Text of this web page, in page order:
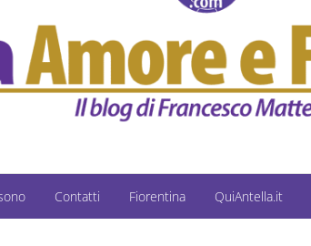
Contatti Fiorentina QuiAntella.it